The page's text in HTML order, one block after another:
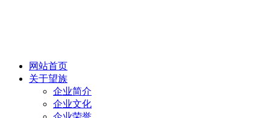
网站首页
关于望族
企业简介
企业文化